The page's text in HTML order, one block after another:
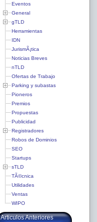
Eventos
General
gTLD
Herramientas
IDN
JurismÃ¡tica
Noticias Breves
nTLD
Ofertas de Trabajo
Parking y subastas
Pioneros
Premios
Propuestas
Publicidad
Registradores
Robos de Dominios
SEO
Startups
sTLD
TÃ©cnica
Utilidades
Ventas
WIPO
Articulos Anteriores